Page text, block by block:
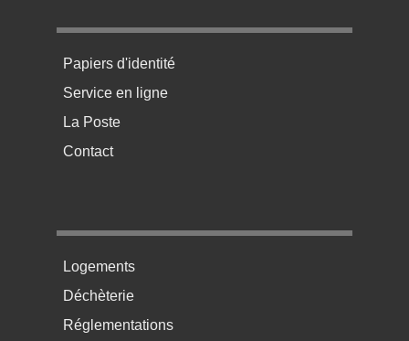
Menu pratique bas de page 1
Papiers d'identité
Service en ligne
La Poste
Contact
Menu pratique bas de page 2
Logements
Déchèterie
Réglementations